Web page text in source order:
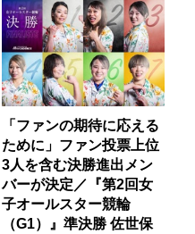
「ファンの期待に応える
ために」ファン投票上位
3人を含む決勝進出メン
バーが決定／『第2回女
子オールスター競輪
（G1）』準決勝 佐世保